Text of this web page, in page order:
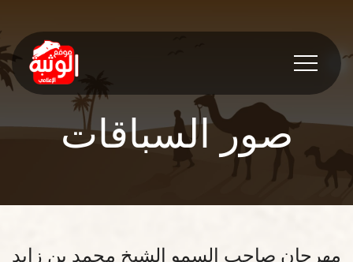
صور السباقات
مهرجان صاحب السمو الشيخ محمد بن زايد